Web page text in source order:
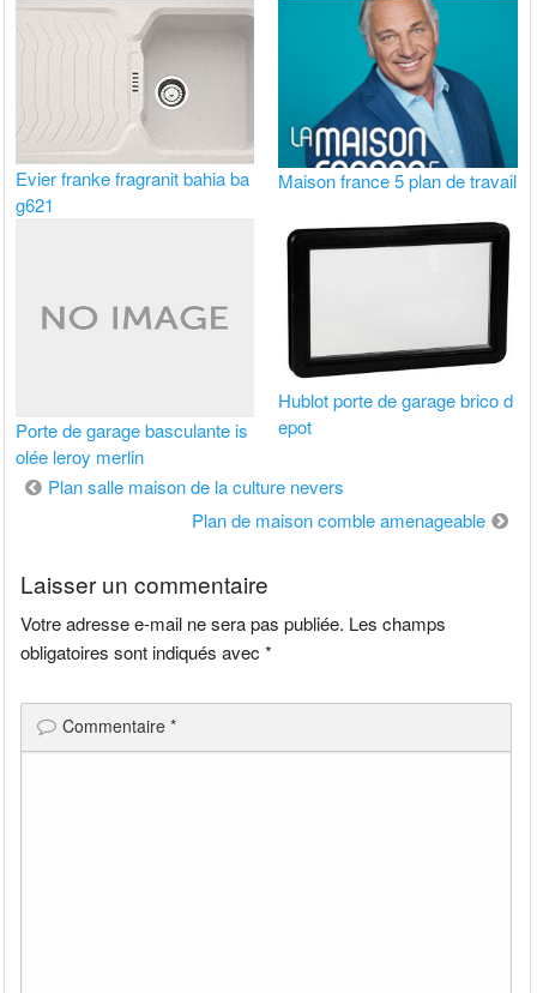
Evier franke fragranit bahia ba
g621
Maison france 5 plan de travail
Porte de garage basculante is
olée leroy merlin
Hublot porte de garage brico d
epot
Navigation
Plan salle maison de la culture nevers
Plan de maison comble amenageable
Laisser un commentaire
Votre adresse e-mail ne sera pas publiée. Les champs
obligatoires sont indiqués avec*
Commentaire*